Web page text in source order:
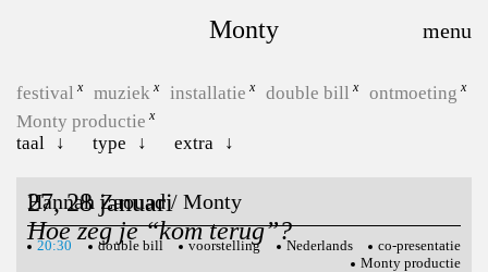
Monty
festival muziek installatie double bill
ontmoeting
Monty productie
taal
type extra
27, 28 januari
Hoe zeg je “kom terug”?
Hannah Zaouad / Monty
20:30 double bill voorstelling Nederlands
co-presentatie
Monty productie